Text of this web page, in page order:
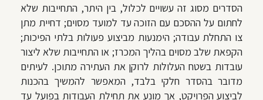
הסדרים מסוג זה עשויים לכלול, בין היתר, התחייבות שלא
לחתום על ההסכם עם הזוכה עד למועד מסוים; דחיית מתן
צו התחלת עבודה; הימנעות מביצוע פעולות בלתי הפיכות;
הקפאת שלב מסוים בהליך המכרז; או התחייבות שלא ליצור
עובדות בשטח העלולות לרוקן את העתירה מתוכן. לעיתים
מדובר בהסדר חלקי בלבד, המאפשר להמשיך בהכנות
לביצוע הפרויקט, אך מונע את תחילת העבודות בפועל עד